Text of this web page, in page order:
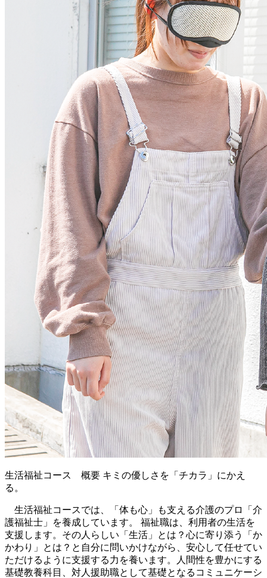
生活福祉コース 概要 キミの優しさを「チカラ」にかえ
る。
生活福祉コースでは、「体も心」も支える介護のプロ「介
護福祉士」を養成しています。 福祉職は、利用者の生活を
支援します。その人らしい「生活」とは？心に寄り添う「か
かわり」とは？と自分に問いかけながら、安心して任せてい
ただけるように支援する力を養います。人間性を豊かにする
基礎教養科目、対人援助職として基礎となるコミュニケーシ